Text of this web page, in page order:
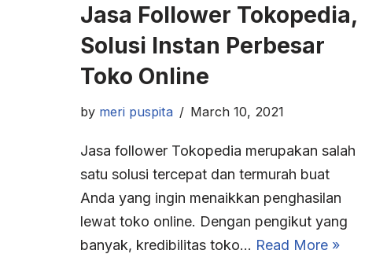
Jasa Follower Tokopedia,
Solusi Instan Perbesar
Toko Online
by meri puspita March 10, 2021
Jasa follower Tokopedia merupakan salah
satu solusi tercepat dan termurah buat
Anda yang ingin menaikkan penghasilan
lewat toko online. Dengan pengikut yang
banyak, kredibilitas toko… Read More »